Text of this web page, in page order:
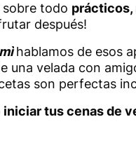
sobre todo prácticos,
después!
hablamos de esos
una velada con
son perfectas
tus cenas de